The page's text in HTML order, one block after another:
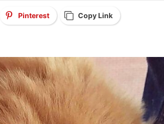
Pinterest Copy Link